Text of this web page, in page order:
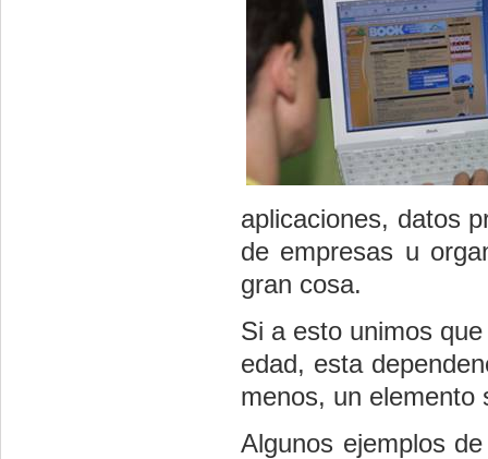
aplicaciones, datos
de empresas u
gran cosa.
Si a esto unimos
edad, esta
menos, un elemento
Algunos ejemplos